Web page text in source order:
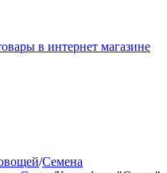
в интернет магазине
/Семена